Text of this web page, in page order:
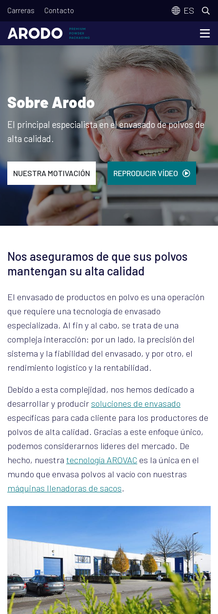
Pasar
al
contenido
T
o
p
u
Carreras Contacto ES
Sobre Arodo
El principal especialista en el envasado de polvos de
alta calidad.
NUESTRA MOTIVACIÓN REPRODUCIR VÍDEO
Nos aseguramos de que sus polvos
mantengan su alta calidad
El envasado de productos en polvo es una operación
que requiere una tecnología de envasado
especializada. Al fin y al cabo, se trata de una
compleja interacción: por un lado, la precisión del
sistema y la fiabilidad del envasado, y por otro, el
rendimiento logístico y la rentabilidad.
Debido a esta complejidad, nos hemos dedicado a
desarrollar y producir soluciones de envasado
específicas para cada cliente para los productores de
polvos de alta calidad. Gracias a este enfoque único,
podemos considerarnos líderes del mercado. De
hecho, nuestra tecnología AROVAC es la única en el
mundo que envasa polvos al vacío con nuestras
máquinas llenadoras de sacos.